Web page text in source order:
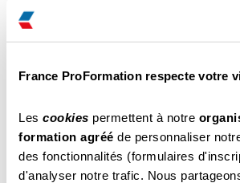
France ProFormation respecte votre
Les cookies permettent à notre
formation agréé de personnaliser
des fonctionnalités (formulaires
d'analyser notre trafic. Nous
Lyon
Il reste des places
Inscription par tél au
04 22 59 60 70